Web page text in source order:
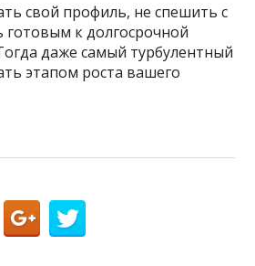
свой профиль, не спешить с
к долгосрочной
даже самый турбулентный
этапом роста вашего